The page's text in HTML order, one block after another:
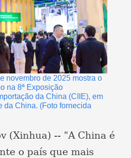
novembro de 2025 mostra o
na 8ª Exposição
da China (CIIE), em
da China. (Foto fornecida
(Xinhua) -- "A China é
o país que mais